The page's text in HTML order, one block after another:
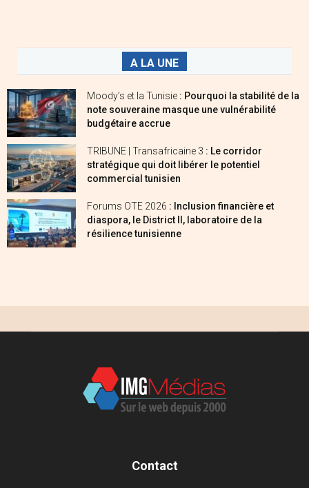
A LA UNE
Moody’s et la Tunisie : Pourquoi la stabilité de la
note souveraine masque une vulnérabilité
budgétaire accrue
TRIBUNE | Transafricaine 3 : Le corridor
stratégique qui doit libérer le potentiel
commercial tunisien
Forums OTE 2026 : Inclusion financière et
diaspora, le District II, laboratoire de la
résilience tunisienne
Contact